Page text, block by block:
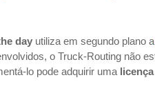
day utiliza em segundo plano
o Truck-Routing não
lo pode adquirir uma